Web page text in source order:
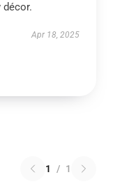
décor.
Apr 18, 2025
1 / 1